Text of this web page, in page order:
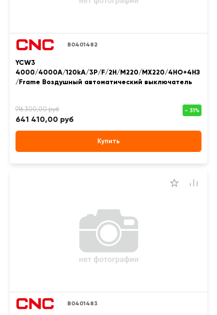
B0401482
YCW3
4000/4000A/120kA/3P/F/2H/M220/MX220/4НО+4НЗ
/Frame Воздушный автоматический выключатель
641 410,00 руб
Купить
B0401483